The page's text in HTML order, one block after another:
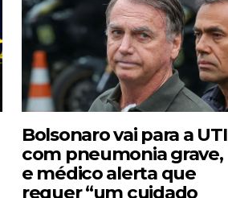
Bolsonaro vai para a UTI
com pneumonia grave,
e médico alerta que
requer “um cuidado